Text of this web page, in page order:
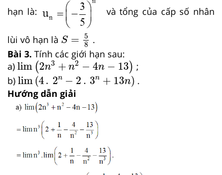
hạn là: và tổng của cấp số nhân
lùi vô hạn là S =
5
8
S= 8 .
Bài 3. Tính các giới hạn sau:
a) lim (2n3 + n2 − 4n − 13)
lim 2n3+n2−4 n−13
;
b) lim (4. 2n − 2 . 3n + 13n)
lim 4 . 2n− .3 n+ 13 n
.
Hướng dẫn giải